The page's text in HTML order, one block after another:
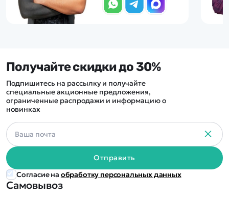
Самовывоз
Получайте скидки до 30%
Подпишитесь на рассылку и получайте
специальные акционные предложения,
ограниченные распродажи и информацию о
новинках
Отправить
Согласие на обработку персональных данных